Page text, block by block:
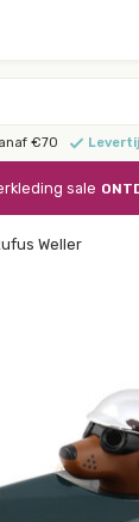
€70
sale
Weller